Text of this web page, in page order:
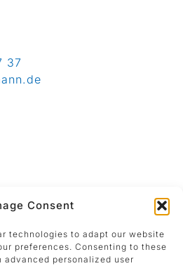
Consent
technologies to adapt our website
preferences. Consenting to these
personalized user
37
Über Uns
Kontakt
Impressum